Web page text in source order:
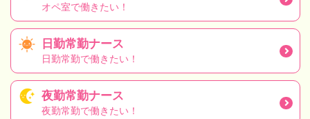
オペ室で働きたい！
日勤常勤ナース
日勤常勤で働きたい！
夜勤常勤ナース
夜勤常勤で働きたい！